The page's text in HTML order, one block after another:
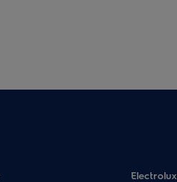
Electrolux